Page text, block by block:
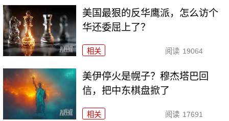
美国最狠的反华鹰派，怎么访个
华还委屈上了？
相关 阅读 19064
美伊停火是幌子？穆杰塔巴回
信，把中东棋盘掀了
相关 阅读 17691